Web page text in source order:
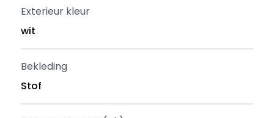
Exterieur kleur
wit
Bekleding
Stof